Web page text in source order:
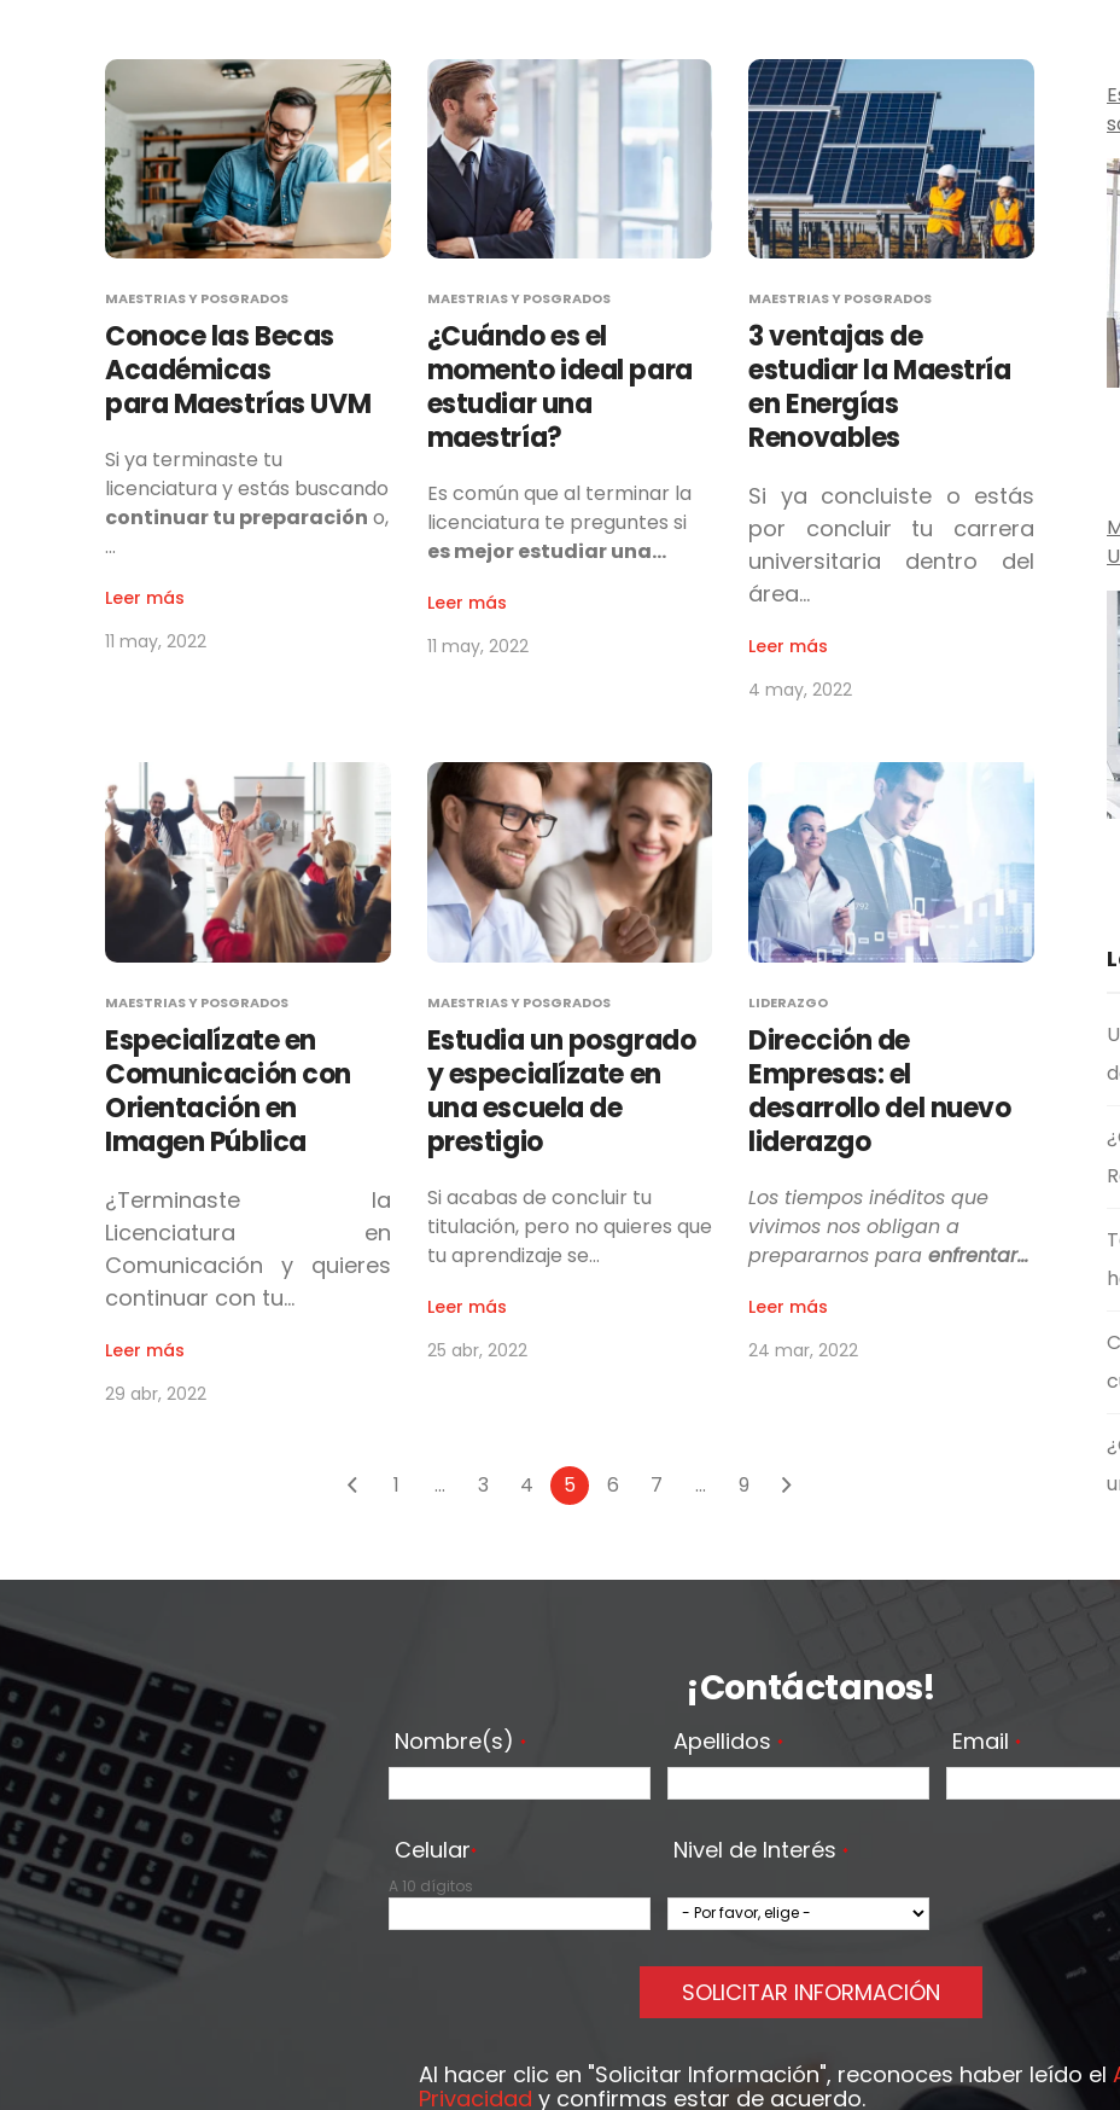
MAESTRIAS Y POSGRADOS
Conoce las Becas
Académicas
para Maestrías UVM
Si ya terminaste tu
licenciatura y estás buscando
continuar tu preparación o,
…
Leer más
11 may, 2022
MAESTRIAS Y POSGRADOS
¿Cuándo es el
momento ideal para
estudiar una
maestría?
Es común que al terminar la
licenciatura te preguntes si
es mejor estudiar una…
Leer más
11 may, 2022
MAESTRIAS Y POSGRADOS
3 ventajas de
estudiar la Maestría
en Energías
Renovables
Si ya concluiste o estás
por concluir tu carrera
universitaria dentro del
área…
Leer más
4 may, 2022
MAESTRIAS Y POSGRADOS
Especialízate en
Comunicación con
Orientación en
Imagen Pública
¿Terminaste la
Licenciatura en
Comunicación y quieres
continuar con tu…
Leer más
29 abr, 2022
MAESTRIAS Y POSGRADOS
Estudia un posgrado
y especialízate en
una escuela de
prestigio
Si acabas de concluir tu
titulación, pero no quieres que
tu aprendizaje se…
Leer más
25 abr, 2022
LIDERAZGO
Dirección de
Empresas: el
desarrollo del nuevo
liderazgo
Los tiempos inéditos que
vivimos nos obligan a
prepararnos paraenfrentar…
Leer más
24 mar, 2022
1 ... 3 4 5 6 7 ... 9
¡Contáctanos!
Nombre(s) * Apellidos * Email *
Celular*
A 10 dígitos
Nivel de Interés *
SOLICITAR INFORMACIÓN
Al hacer clic en "Solicitar Información", reconoces haber leído el
Privacidad y confirmas estar de acuerdo.